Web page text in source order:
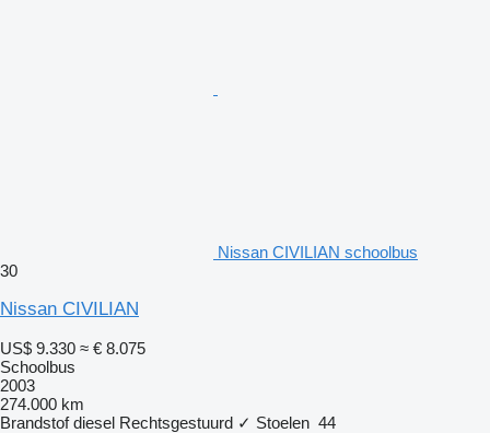
Nissan CIVILIAN schoolbus
30
Nissan CIVILIAN
US$ 9.330 ≈ € 8.075
Schoolbus
2003
274.000 km
Brandstof diesel Rechtsgestuurd ✓ Stoelen 44